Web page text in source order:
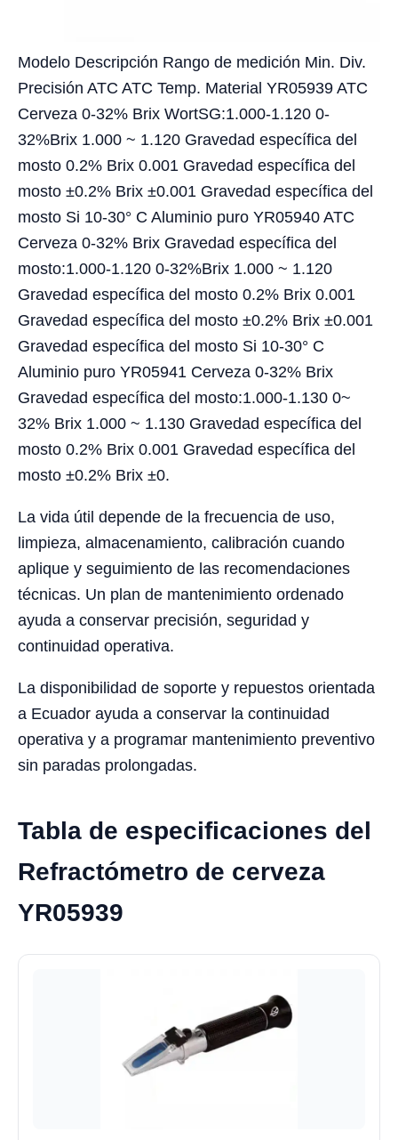
Modelo Descripción Rango de medición Min. Div.
Precisión ATC ATC Temp. Material YR05939 ATC
Cerveza 0-32% Brix WortSG:1.000-1.120 0-
32%Brix 1.000 ~ 1.120 Gravedad específica del
mosto 0.2% Brix 0.001 Gravedad específica del
mosto ±0.2% Brix ±0.001 Gravedad específica del
mosto Si 10-30° C Aluminio puro YR05940 ATC
Cerveza 0-32% Brix Gravedad específica del
mosto:1.000-1.120 0-32%Brix 1.000 ~ 1.120
Gravedad específica del mosto 0.2% Brix 0.001
Gravedad específica del mosto ±0.2% Brix ±0.001
Gravedad específica del mosto Si 10-30° C
Aluminio puro YR05941 Cerveza 0-32% Brix
Gravedad específica del mosto:1.000-1.130 0~
32% Brix 1.000 ~ 1.130 Gravedad específica del
mosto 0.2% Brix 0.001 Gravedad específica del
mosto ±0.2% Brix ±0.
La vida útil depende de la frecuencia de uso,
limpieza, almacenamiento, calibración cuando
aplique y seguimiento de las recomendaciones
técnicas. Un plan de mantenimiento ordenado
ayuda a conservar precisión, seguridad y
continuidad operativa.
La disponibilidad de soporte y repuestos orientada
a Ecuador ayuda a conservar la continuidad
operativa y a programar mantenimiento preventivo
sin paradas prolongadas.
Tabla de especificaciones del
Refractómetro de cerveza
YR05939